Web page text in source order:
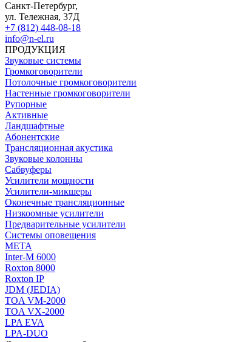
Санкт-Петербург,
ул. Тележная, 37Д
+7 (812) 448-08-18
info@n-el.ru
ПРОДУКЦИЯ
Звуковые системы
Громкоговорители
Потолочные громкоговорители
Настенные громкоговорители
Рупорные
Активные
Ландшафтные
Абонентские
Трансляционная акустика
Звуковые колонны
Сабвуферы
Усилители мощности
Усилители-микшеры
Оконечные трансляционные
Низкоомные усилители
Предварительные усилители
Системы оповещения
МЕТА
Inter-M 6000
Roxton 8000
Roxton IP
JDM (JEDIA)
TOA VM-2000
TOA VX-2000
LPA EVA
LPA-DUO